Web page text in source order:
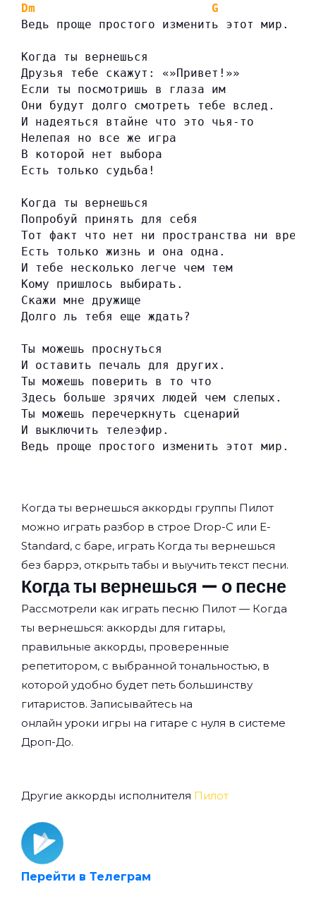
Dm
G
Ведь проще простого изменить этот мир.
Когда ты вернешься
Друзья тебе скажут: «»Привет!»»
Если ты посмотришь в глаза им
Они будут долго смотреть тебе вслед.
И надеяться втайне что это чья-то
Нелепая но все же игра
В которой нет выбора
Есть только судьба!
Когда ты вернешься
Попробуй принять для себя
Тот факт что нет ни пространства ни
Есть только жизнь и она одна.
И тебе несколько легче чем тем
Кому пришлось выбирать.
Скажи мне дружище
Долго ль тебя еще ждать?
Ты можешь проснуться
И оставить печаль для других.
Ты можешь поверить в то что
Здесь больше зрячих людей чем слепых.
Ты можешь перечеркнуть сценарий
И выключить телеэфир.
Ведь проще простого изменить этот мир.
Когда ты вернешься аккорды группы Пилот
можно играть разбор в строе Drop-C или E-
Standard, с баре, играть Когда ты вернешься
без баррэ, открыть табы и выучить текст песни.
Когда ты вернешься — о песне
Рассмотрели как играть песню Пилот — Когда
ты вернешься: аккорды для гитары,
правильные аккорды, проверенные
репетитором, с выбранной тональностью, в
которой удобно будет петь большинству
гитаристов. Записывайтесь на
онлайн уроки игры на гитаре с нуля в системе
Дроп-До.
Другие аккорды исполнителя Пилот
Перейти в Телеграм